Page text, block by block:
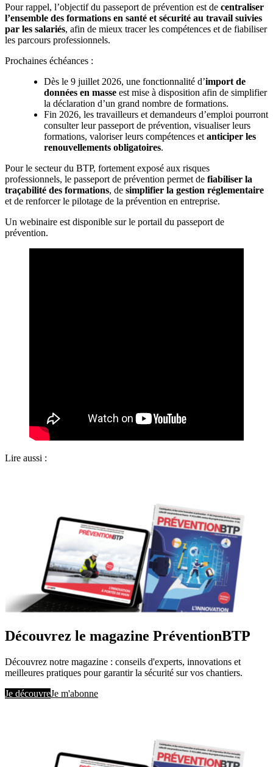
Pour rappel, l’objectif du passeport de prévention est de centraliser
l’ensemble des formations en santé et sécurité au travail suivies
par les salariés, afin de mieux tracer les compétences et de fiabiliser
les parcours professionnels.
Prochaines échéances :
Dès le 9 juillet 2026, une fonctionnalité d’import de
données en masse est mise à disposition afin de simplifier
la déclaration d’un grand nombre de formations.
Fin 2026, les travailleurs et demandeurs d’emploi pourront
consulter leur passeport de prévention, visualiser leurs
formations, valoriser leurs compétences et anticiper les
renouvellements obligatoires.
Pour le secteur du BTP, fortement exposé aux risques
professionnels, le passeport de prévention permet de fiabiliser la
traçabilité des formations, de simplifier la gestion réglementaire
et de renforcer le pilotage de la prévention en entreprise.
Un webinaire est disponible sur le portail du passeport de
prévention.
Lire aussi :
Découvrez le magazine PréventionBTP
Découvrez notre magazine : conseils d'experts, innovations et
meilleures pratiques pour garantir la sécurité sur vos chantiers.
Je découvreJe m'abonne